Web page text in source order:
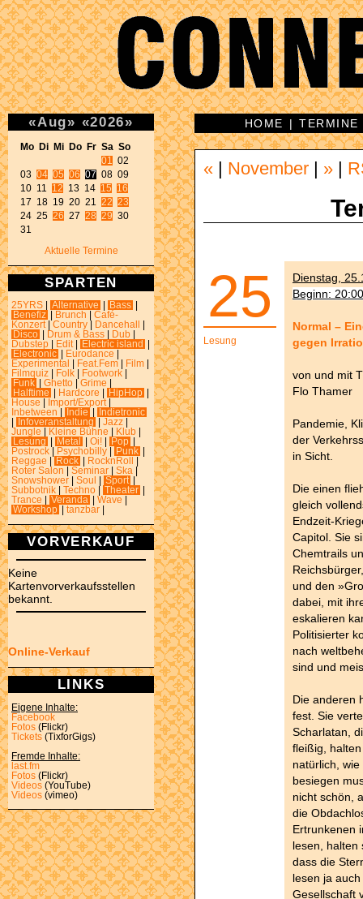
«Aug» «2026»
Mo Di Mi Do Fr Sa So
01
02
03 04 05 06 07 08 09
10 11 12 13 14 15
16
17 18 19 20 21 22 23
24 25 26 27 28 29 30
31
Aktuelle Termine
SPARTEN
25YRS Alternative Bass
Benefiz
Brunch
Café-
Konzert
Country Dancehall
Disco
Drum & Bass Dub
Dubstep
Edit Electric island
Electronic
Eurodance
Experimental
Feat.Fem Film
Filmquiz
Folk Footwork
Funk
Ghetto Grime
Halftime
Hardcore HipHop
House
Import/Export
Inbetween
Indie
Indietronic
Infoveranstaltung Jazz
Jungle
Kleine Bühne Klub
Lesung
Metal Oi! Pop
Postrock
Psychobilly Punk
Reggae
Rock RocknRoll
Roter Salon
Seminar Ska
Snowshower
Soul Sport
Subbotnik
Techno Theater
Trance
Veranda Wave
Workshop
tanzbar
VORVERKAUF
Keine
Kartenvorverkaufsstellen
bekannt.
Online-Verkauf
LINKS
Eigene Inhalte:
Facebook
Fotos (Flickr)
Tickets (TixforGigs)
Fremde Inhalte:
last.fm
Fotos (Flickr)
Videos (YouTube)
Videos (vimeo)
HOME |TERMINE
« November »
25
Lesung
Dienstag,
Beginn:
Normal –
gegen
von und mit
Flo Thamer
Pandemie,
der
in Sicht.
Die einen
gleich
Endzeit-
Capitol. Sie
Chemtrails
und den
dabei, mit
eskalieren
Politisierter
nach
sind und
Die anderen
fest. Sie
Scharlatan,
fleißig,
natürlich,
besiegen
nicht schön,
die
Ertrunkenen
lesen, halten
dass die
lesen ja
Gesellschaft